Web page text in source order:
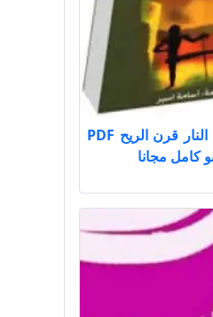
تحميل كتاب ذاكرة النار قرن الريح PDF
كامل مجانا